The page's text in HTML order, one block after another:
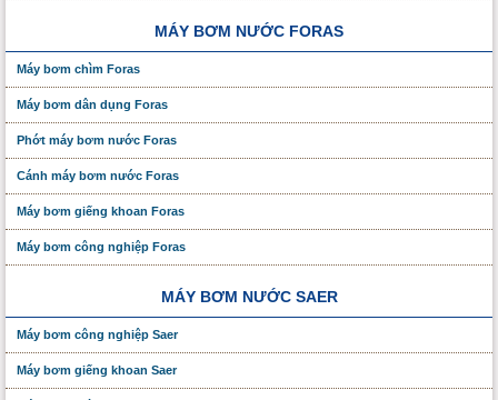
MÁY BƠM NƯỚC FORAS
Máy bơm chìm Foras
Máy bơm dân dụng Foras
Phớt máy bơm nước Foras
Cánh máy bơm nước Foras
Máy bơm giếng khoan Foras
Máy bơm công nghiệp Foras
MÁY BƠM NƯỚC SAER
Máy bơm công nghiệp Saer
Máy bơm giếng khoan Saer